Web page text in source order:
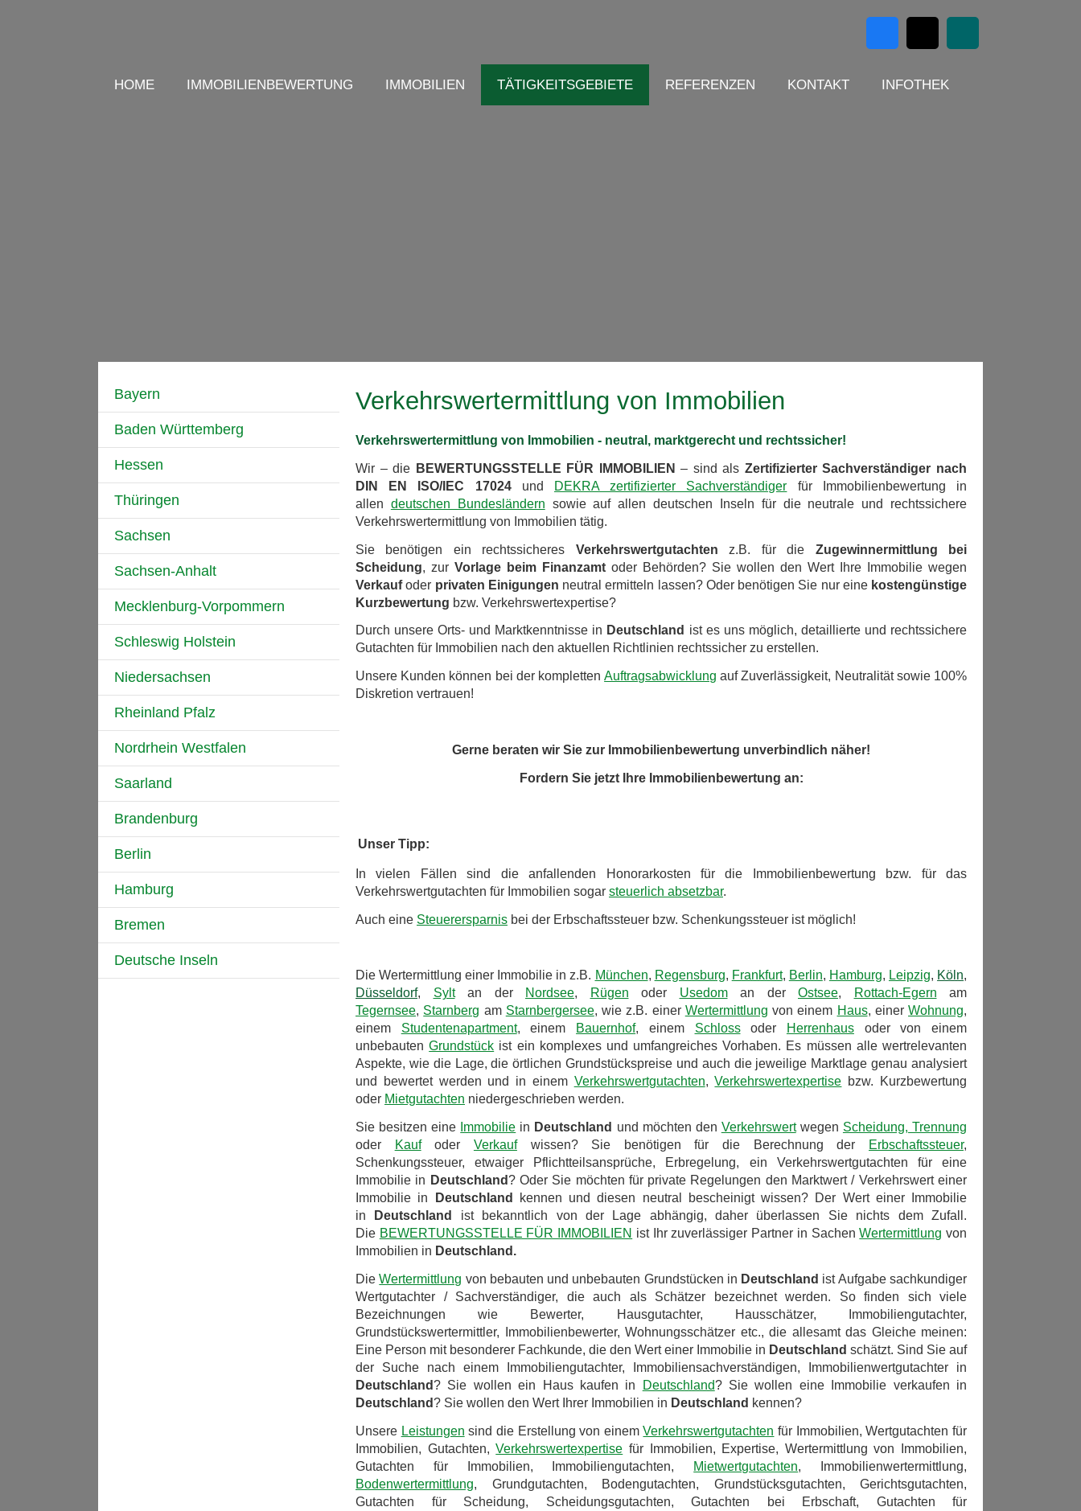
HOME IMMOBILIENBEWERTUNG IMMOBILIEN TÄTIGKEITSGEBIETE
Bayern
Baden Württemberg
Hessen
Thüringen
Sachsen
Sachsen-Anhalt
Mecklenburg-Vorpommern
Schleswig Holstein
Niedersachsen
Rheinland Pfalz
Nordrhein Westfalen
Saarland
Brandenburg
Berlin
Hamburg
Bremen
Deutsche Inseln
REFERENZEN KONTAKT INFOTHEK
Verkehrswertermittlung von Immobilien
Verkehrswertermittlung von Immobilien - neutral, marktgerecht und rechtssicher!
Wir – die BEWERTUNGSSTELLE FÜR IMMOBILIEN – sind als Zertifizierter Sachverständiger nach
DIN EN ISO/IEC 17024und DEKRA zertifizierter Sachverständiger für Immobilienbewertung in
allen deutschen Bundesländern sowie auf allen deutschen Inseln für die neutrale und rechtssichere
Verkehrswertermittlung von Immobilien tätig.
Sie benötigen ein rechtssicheres Verkehrswertgutachten z.B. für die Zugewinnermittlung bei
Scheidung, zur Vorlage beim Finanzamt oder Behörden? Sie wollen den Wert Ihre Immobilie wegen
Verkaufoder privaten Einigungen neutral ermitteln lassen? Oder benötigen Sie nur eine kostengünstige
Kurzbewertung bzw. Verkehrswertexpertise?
Durch unsere Orts- und Marktkenntnisse in Deutschland ist es uns möglich, detaillierte und rechtssichere
Gutachten für Immobilien nach den aktuellen Richtlinien rechtssicher zu erstellen.
Unsere Kunden können bei der komplettenAuftragsabwicklung auf Zuverlässigkeit, Neutralität sowie 100%
Diskretion vertrauen!
Gerne beraten wir Sie zur Immobilienbewertung unverbindlich näher!
Fordern Sie jetzt Ihre Immobilienbewertung an:
Unser Tipp:
In vielen Fällen sind die anfallenden Honorarkosten für die Immobilienbewertung bzw. für das
Verkehrswertgutachten für Immobilien sogar steuerlich absetzbar.
Auch eine Steuerersparnis bei der Erbschaftssteuer bzw. Schenkungssteuer ist möglich!
Die Wertermittlung einer Immobilie in z.B. München, Regensburg, Frankfurt, Berlin, Hamburg, Leipzig, Köln,
Düsseldorf, Syltan der Nordsee, Rügen oder Usedoman der Ostsee, Rottach-Egern am
Tegernsee, Starnberg am Starnbergersee, wie z.B. einer Wertermittlung von einem Haus, einer Wohnung,
einem Studentenapartment, einem Bauernhof, einem Schlossoder Herrenhausoder von einem
unbebautenGrundstück ist ein komplexes und umfangreiches Vorhaben. Es müssen alle wertrelevanten
Aspekte, wie die Lage, die örtlichen Grundstückspreise und auch die jeweilige Marktlage genau analysiert
und bewertet werden und in einem Verkehrswertgutachten,Verkehrswertexpertise bzw. Kurzbewertung
oder Mietgutachten niedergeschrieben werden.
Sie besitzen eine Immobilie in Deutschland und möchten den Verkehrswertwegen Scheidung, Trennung
oder
Kaufoder Verkaufwissen? Sie benötigen für die Berechnung der Erbschaftssteuer,
Schenkungssteuer, etwaiger Pflichtteilsansprüche, Erbregelung, ein Verkehrswertgutachten für eine
Immobilie in Deutschland? Oder Sie möchten für private Regelungen den Marktwert / Verkehrswert einer
Immobilie in
Deutschland
kennen und diesen neutral bescheinigt wissen? Der Wert einer Immobilie
in
Deutschland
ist bekanntlich von der Lage abhängig, daher überlassen Sie nichts dem Zufall.
Die BEWERTUNGSSTELLE FÜR IMMOBILIEN ist Ihr zuverlässiger Partner in SachenWertermittlung von
Immobilien in Deutschland.
DieWertermittlung von bebauten und unbebauten Grundstücken in Deutschland ist Aufgabe sachkundiger
Wertgutachter / Sachverständiger, die auch als Schätzer bezeichnet werden. So finden sich viele
Bezeichnungen wie Bewerter, Hausgutachter, Hausschätzer, Immobiliengutachter,
Grundstückswertermittler, Immobilienbewerter, Wohnungsschätzer etc., die allesamt das Gleiche meinen:
Eine Person mit besonderer Fachkunde, die den Wert einer Immobilie in Deutschland schätzt. Sind Sie auf
der Suche nach einem Immobiliengutachter, Immobiliensachverständigen, Immobilienwertgutachter in
Deutschland? Sie wollen ein Haus kaufen in Deutschland? Sie wollen eine Immobilie verkaufen in
Deutschland? Sie wollen den Wert Ihrer Immobilien in Deutschland kennen?
Unsere Leistungen sind die Erstellung von einemVerkehrswertgutachten für Immobilien, Wertgutachten für
Immobilien, Gutachten,Verkehrswertexpertise für Immobilien, Expertise, Wertermittlung von Immobilien,
Gutachten für Immobilien, Immobiliengutachten,
Mietwertgutachten, Immobilienwertermittlung,
Bodenwertermittlung, Grundgutachten, Bodengutachten, Grundstücksgutachten, Gerichtsgutachten,
Gutachten für Scheidung, Scheidungsgutachten, Gutachten bei Erbschaft, Gutachten für